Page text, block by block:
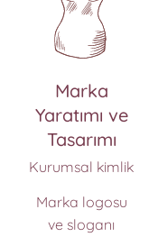
Marka
Yaratımı ve
Tasarımı
Kurumsal kimlik
Marka logosu
ve sloganı